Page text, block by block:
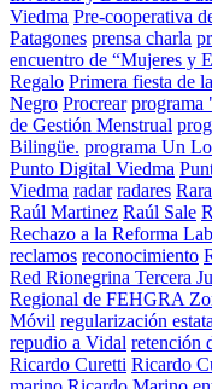
Viedma Pre-cooperativa
Patagones prensa charla
encuentro de “Mujeres y
Regalo Primera fiesta de
Negro Procrear programa
de Gestión Menstrual
Bilingüe. programa Un
Punto Digital Viedma
Viedma radar radares
Raúl Martinez Raúl Sale
Rechazo a la Reforma
reclamos reconocimiento
Red Rionegrina Tercera
Regional de FEHGRA
Móvil regularización
repudio a Vidal retención
Ricardo Curetti Ricardo